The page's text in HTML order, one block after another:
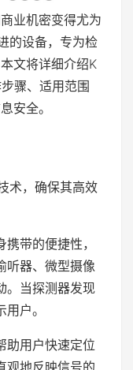
业机密变得尤为
的设备，专为检
文将详细介绍K
骤、适用范围
安全。
术，确保其高效
带的便捷性，
听器、微型摄像
。当探测器发现
户。
助用户快速定位